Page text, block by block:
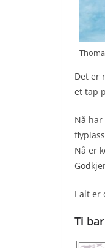
Det er
et tap
Nå
Nå er
I alt er
Ti